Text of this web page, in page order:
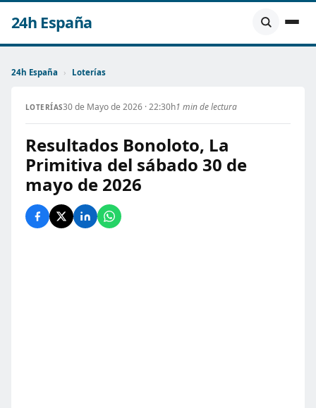
24h España
24h España › Loterías
LOTERÍAS30 de Mayo de 2026 · 22:30h1 min de lectura
Resultados Bonoloto, La
Primitiva del sábado 30 de
mayo de 2026